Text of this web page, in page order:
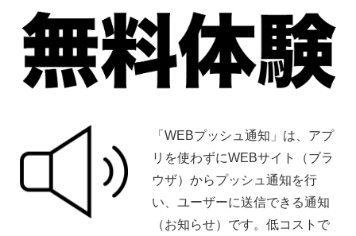
「WEBプッシュ通知」は、アプ
リを使わずにWEBサイト（ブラ
ウザ）からプッシュ通知を行
い、ユーザーに送信できる通知
（お知らせ）です。低コストで